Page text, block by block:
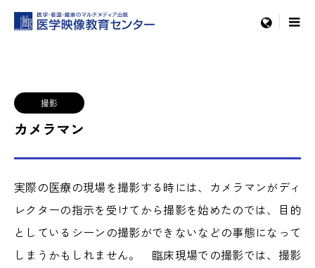
menu
撮影
カメラマン
実際の医療の現場を撮影する時には、カメラマンがディ
レクターの指示を受けてから撮影を始めたのでは、目的
としているシーンの撮影ができないなどの事態になって
しまうかもしれません。 臨床現場での撮影では、撮影